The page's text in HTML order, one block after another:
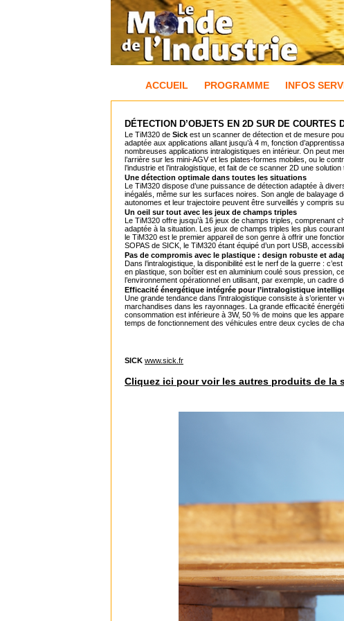
ACCUEIL PROGRAMME INFOS
DÉTECTION D’OBJETS EN 2D SUR DE COURTES
Le TiM320 de Sick est un scanner de détection et de mesure
adaptée aux applications allant jusqu’à 4 m, fonction
nombreuses applications intralogistiques en intérieur. On peut
l’arrière sur les mini-AGV et les plates-formes mobiles, ou le
l’industrie et l’intralogistique, et fait de ce scanner 2D une
Une détection optimale dans toutes les situations
Le TiM320 dispose d’une puissance de détection adaptée à
inégalés, même sur les surfaces noires. Son angle de balayage
autonomes et leur trajectoire peuvent être surveillés y compris
Un oeil sur tout avec les jeux de champs triples
Le TiM320 offre jusqu’à 16 jeux de champs triples, comprenant
adaptée à la situation. Les jeux de champs triples les plus
le TiM320 est le premier appareil de son genre à offrir une
SOPAS de SICK, le TiM320 étant équipé d’un port USB,
Pas de compromis avec le plastique : design robuste et
Dans l’intralogistique, la disponibilité est le nerf de la guerre :
en plastique, son boîtier est en aluminium coulé sous pression,
l’environnement opérationnel en utilisant, par exemple, un
Efficacité énergétique intégrée pour l’intralogistique
Une grande tendance dans l’intralogistique consiste à
marchandises dans les rayonnages. La grande efficacité
consommation est inférieure à 3W, 50 % de moins que les
temps de fonctionnement des véhicules entre deux cycles de
SICK www.sick.fr
Cliquez ici pour voir les autres produits de la